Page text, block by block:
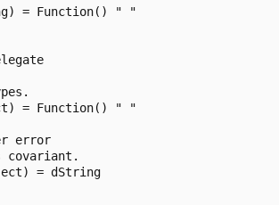
= Function() " "
= Function() " "
error
covariant.
= dString